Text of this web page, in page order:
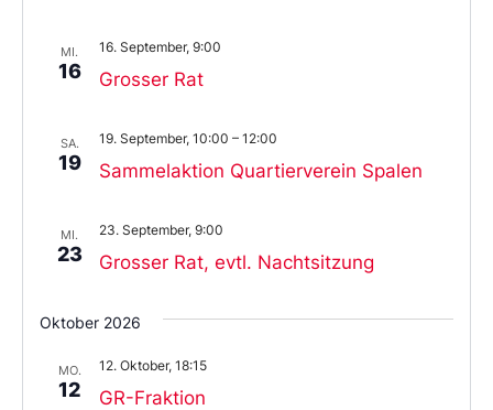
MI.
16 Grosser Rat
16. September, 9:00
SA.
19 Sammelaktion Quartierverein Spalen
19. September, 10:00 – 12:00
MI.
23 Grosser Rat, evtl. Nachtsitzung
23. September, 9:00
Oktober 2026
MO.
12 GR-Fraktion
12. Oktober, 18:15